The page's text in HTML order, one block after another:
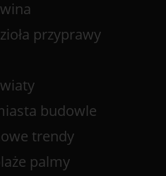
przyprawy
budowle
trendy
palmy